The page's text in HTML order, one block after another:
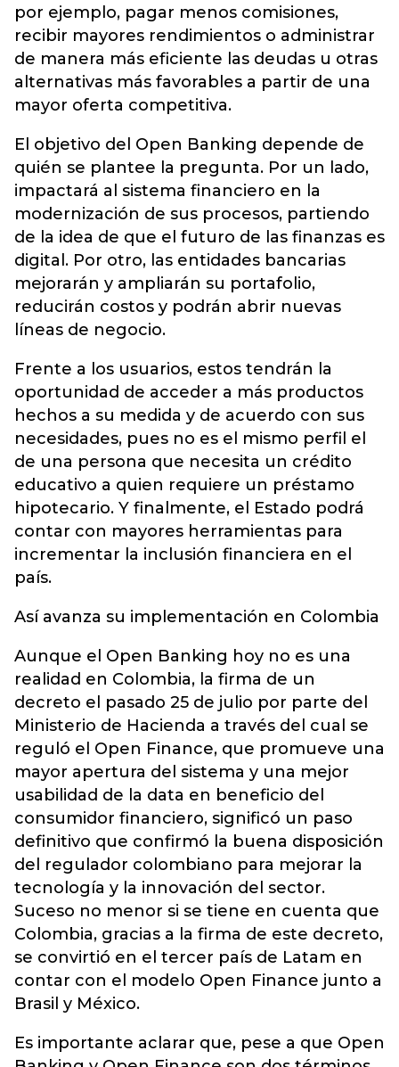
por ejemplo, pagar menos comisiones,
recibir mayores rendimientos o administrar
de manera más eficiente las deudas u otras
alternativas más favorables a partir de una
mayor oferta competitiva.
El objetivo del Open Banking depende de
quién se plantee la pregunta. Por un lado,
impactará al sistema financiero en la
modernización de sus procesos, partiendo
de la idea de que el futuro de las finanzas es
digital. Por otro, las entidades bancarias
mejorarán y ampliarán su portafolio,
reducirán costos y podrán abrir nuevas
líneas de negocio.
Frente a los usuarios, estos tendrán la
oportunidad de acceder a más productos
hechos a su medida y de acuerdo con sus
necesidades, pues no es el mismo perfil el
de una persona que necesita un crédito
educativo a quien requiere un préstamo
hipotecario. Y finalmente, el Estado podrá
contar con mayores herramientas para
incrementar la inclusión financiera en el
país.
Así avanza su implementación en Colombia
Aunque el Open Banking hoy no es una
realidad en Colombia, la firma de un
decreto el pasado 25 de julio por parte del
Ministerio de Hacienda a través del cual se
reguló el Open Finance, que promueve una
mayor apertura del sistema y una mejor
usabilidad de la data en beneficio del
consumidor financiero, significó un paso
definitivo que confirmó la buena disposición
del regulador colombiano para mejorar la
tecnología y la innovación del sector.
Suceso no menor si se tiene en cuenta que
Colombia, gracias a la firma de este decreto,
se convirtió en el tercer país de Latam en
contar con el modelo Open Finance junto a
Brasil y México.
Es importante aclarar que, pese a que Open